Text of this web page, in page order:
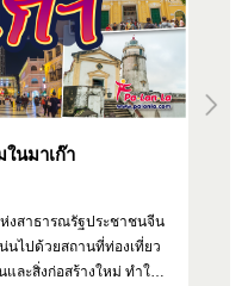
นมาเก๊า
งสาธารณรัฐประชาชนจีน
นไปด้วยสถานที่ท่องเที่ยว
ะสิ่งก่อสร้างใหม่ ทำให้ที่